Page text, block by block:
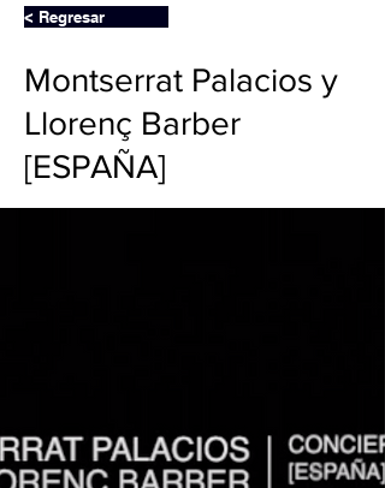
< Regresar
Montserrat Palacios y
Llorenç Barber
[ESPAÑA]